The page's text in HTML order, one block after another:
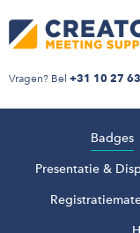
Vragen? Bel +31 10 27
Badges
Presentatie &